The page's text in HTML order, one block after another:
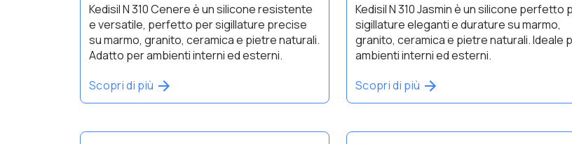
Kedisil N 310 Cenere è un silicone resistente
e versatile, perfetto per sigillature precise
su marmo, granito, ceramica e pietre naturali.
Adatto per ambienti interni ed esterni.
Scopri di più
Kedisil N 310 Jasmin è un silicone perfetto
sigillature eleganti e durature su marmo,
granito, ceramica e pietre naturali. Ideale
ambienti interni ed esterni.
Scopri di più